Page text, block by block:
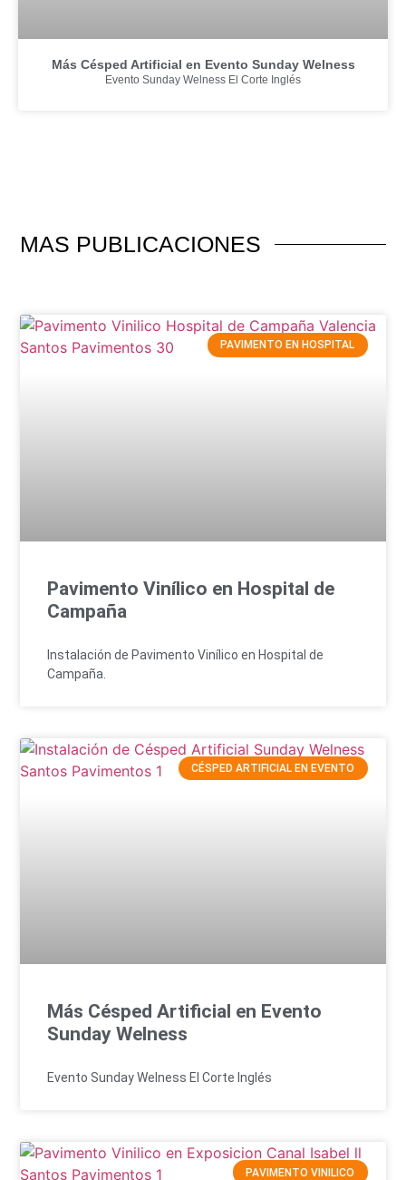
Más Césped Artificial en Evento Sunday Welness
Evento Sunday Welness El Corte Inglés
MAS PUBLICACIONES
PAVIMENTO EN HOSPITAL
Pavimento Vinílico en Hospital de
Campaña
Instalación de Pavimento Vinílico en Hospital de
Campaña.
CÉSPED ARTIFICIAL EN EVENTO
Más Césped Artificial en Evento
Sunday Welness
Evento Sunday Welness El Corte Inglés
PAVIMENTO VINILICO